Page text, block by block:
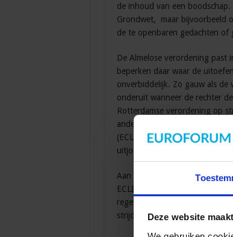
Deze website
de inhoud van een
Grondwet, maar bijvoorbeeld
de te openbaren gedachten of
De Almelose verordening past
beperken daar waar de
onverbiddelijk. Zo gauw als
onderuit wanneer de rechter
Rotterdamse verordening op
ander ‘met aanstootgevende
(ECLI:NL:GHDHA:2019:3293;
uitjouwverbod Eindhoven
Aan een aantal vloekverboden
ECLI:NL:XX:1986:AM9086,
regering niet tot een dergelijke
strijd met het recht dient over